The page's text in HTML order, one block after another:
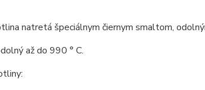
natretá špeciálnym čiernym smaltom,
až do 990 ° C.